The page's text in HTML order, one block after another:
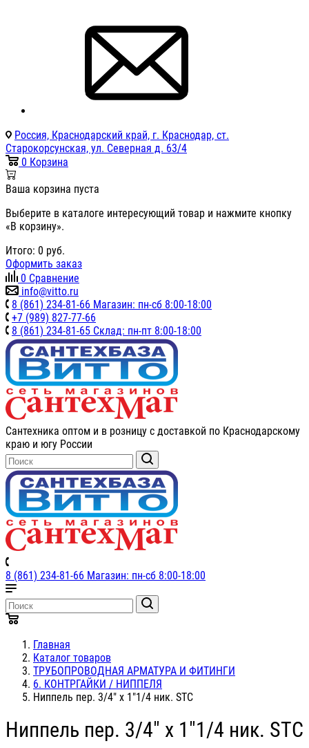
Россия, Краснодарский край, г. Краснодар, ст.
Старокорсунская, ул. Северная д. 63/4
0 Корзина
Ваша корзина пуста
Выберите в каталоге интересующий товар и нажмите кнопку
«В корзину».
Итого: 0 руб.
Оформить заказ
0 Сравнение
info@vitto.ru
8 (861) 234-81-66 Магазин: пн-сб 8:00-18:00
+7 (989) 827-77-66
8 (861) 234-81-65 Склад: пн-пт 8:00-18:00
Сантехника оптом и в розницу с доставкой по Краснодарскому
краю и югу России
8 (861) 234-81-66 Магазин: пн-сб 8:00-18:00
Главная
Каталог товаров
ТРУБОПРОВОДНАЯ АРМАТУРА И ФИТИНГИ
6. КОНТРГАЙКИ / НИППЕЛЯ
Ниппель пер. 3/4" х 1"1/4 ник. STC
Ниппель пер. 3/4" х 1"1/4 ник. STC